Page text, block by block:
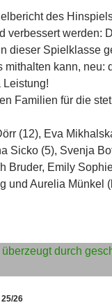
des
verbessert werden:
dieser Spielklasse
mithalten kann, neu:
Leistung!
Familien für die
(12), Eva
Sicko (5), Svenja
Bruder, Emily
und Aurelia Münkel
25/26